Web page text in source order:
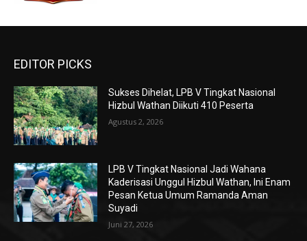
EDITOR PICKS
Sukses Dihelat, LPB V Tingkat Nasional
Hizbul Wathan Diikuti 410 Peserta
Agustus 2, 2026
LPB V Tingkat Nasional Jadi Wahana
Kaderisasi Unggul Hizbul Wathan, Ini Enam
Pesan Ketua Umum Ramanda Aman
Suyadi
Juni 27, 2026